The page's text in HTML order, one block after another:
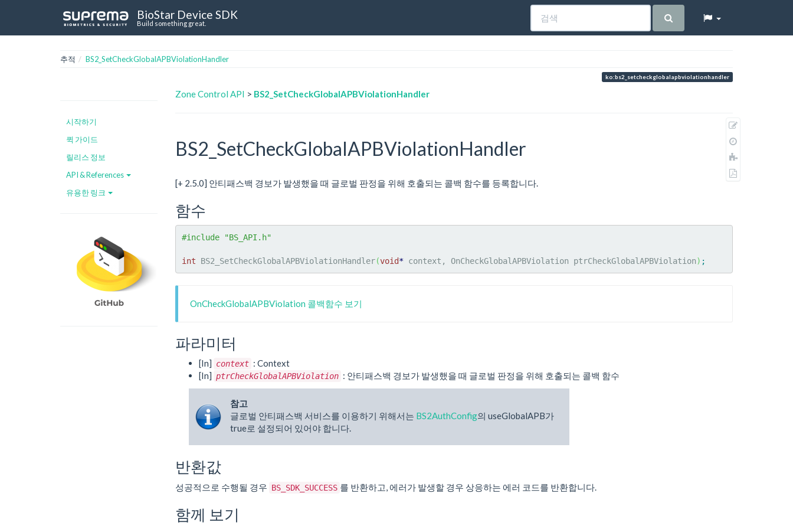
BioStar Device SDK
Build something great.
추적 BS2_SetCheckGlobalAPBViolationHandler
ko:bs2_setcheckglobalapbviolationhandler
시작하기
퀵 가이드
릴리스 정보
API & References
유용한 링크
Zone Control API > BS2_SetCheckGlobalAPBViolationHandler
BS2_SetCheckGlobalAPBViolationHandler
[+ 2.5.0] 안티패스백 경보가 발생했을 때 글로벌 판정을 위해 호출되는 콜백 함수를 등록합니다.
함수
#include "BS_API.h"
int BS2_SetCheckGlobalAPBViolationHandler(void* context, OnCheckGlobalAPBViolation ptrCheckGlobalAPBViolation) ;
OnCheckGlobalAPBViolation 콜백함수 보기
파라미터
[In] context : Context
[In] ptrCheckGlobalAPBViolation : 안티패스백 경보가 발생했을 때 글로벌 판정을 위해 호출되는 콜백 함수
참고
글로벌 안티패스백 서비스를 이용하기 위해서는 BS2AuthConfig의 useGlobalAPB가
true로 설정되어 있어야 합니다.
반환값
성공적으로 수행될 경우 BS_SDK_SUCCESS 를 반환하고, 에러가 발생할 경우 상응하는 에러 코드를 반환합니다.
함께 보기